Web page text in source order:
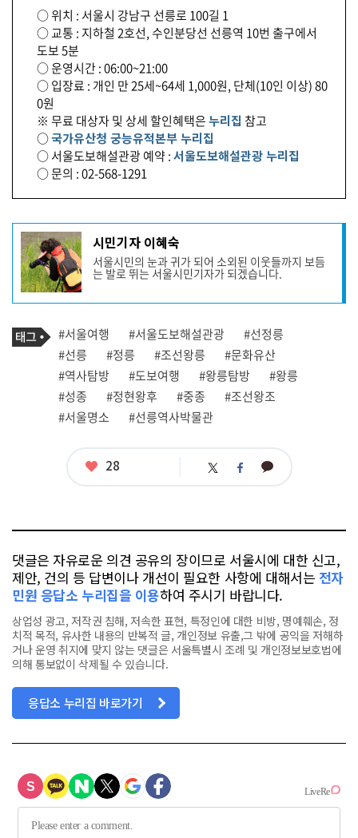
○ 위치 : 서울시 강남구 선릉로 100길 1
○ 교통 : 지하철 2호선, 수인분당선 선릉역 10번 출구에서
도보 5분
○ 운영시간 : 06:00~21:00
○ 입장료 : 개인 만 25세~64세 1,000원, 단체(10인 이상) 80
0원
※ 무료 대상자 및 상세 할인혜택은누리집 참고
○국가유산청 궁능유적본부 누리집
○ 서울도보해설관광 예약 :서울도보해설관광 누리집
○ 문의 : 02-568-1291
기
사
작
성
자
프
필
시민기자 이혜숙
서울시민의 눈과 귀가 되어 소외된 이웃들까지 보듬
는 발로 뛰는 서울시민기자가 되겠습니다.
기
사
관
련
태
그
태
그
#서울여행 #서울도보해설관광
#선정릉
#선릉
#정릉 #조선왕릉
#문화유산
#역사탐방
#도보여행 #왕릉탐방
#왕릉
#성종
#정현왕후 #중종
#조선왕조
#서울명소
#선릉역사박물관
좋
28 트 페 카
댓글은 자유로운 의견 공유의 장이므로 서울시에 대한 신고,
제안, 건의 등 답변이나 개선이 필요한 사항에 대해서는 전자
민원 응답소 누리집을 이용하여 주시기 바랍니다.
상업성 광고, 저작권 침해, 저속한 표현, 특정인에 대한 비방, 명예훼손, 정
치적 목적, 유사한 내용의 반복적 글, 개인정보 유출,그 밖에 공익을 저해하
거나 운영 취지에 맞지 않는 댓글은 서울특별시 조례 및 개인정보보호법에
의해 통보없이 삭제될 수 있습니다.
응답소 누리집 바로가기